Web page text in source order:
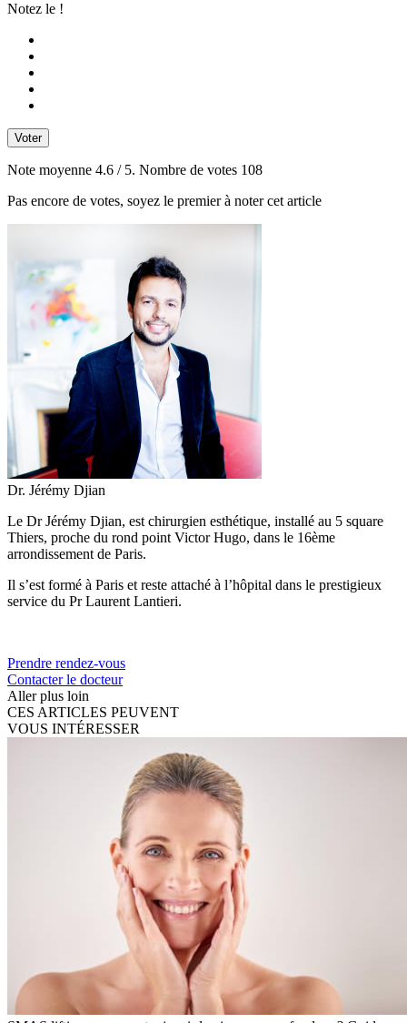
Notez le !
Voter
Note moyenne 4.6 / 5. Nombre de votes 108
Pas encore de votes, soyez le premier à noter cet article
Dr. Jérémy Djian
Le Dr Jérémy Djian, est chirurgien esthétique, installé au 5 square
Thiers, proche du rond point Victor Hugo, dans le 16ème
arrondissement de Paris.
Il s’est formé à Paris et reste attaché à l’hôpital dans le prestigieux
service du Pr Laurent Lantieri.
Prendre rendez-vous
Contacter le docteur
Aller plus loin
CES ARTICLES PEUVENT
VOUS INTÉRESSER